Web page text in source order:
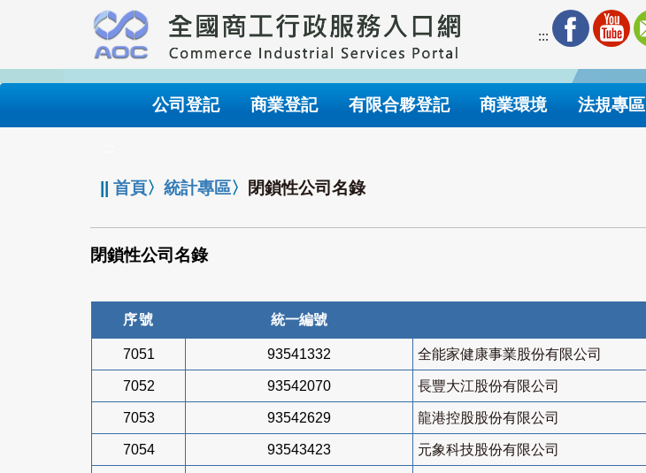
要
內
:::
公司登記 商業登記 有限合夥登記 商業環境 法規專區
||首頁〉統計專區〉 閉鎖性公司名錄
閉鎖性公司名錄
序號 統一編號
7051 93541332 全能家健康事業股份有限公司
7052 93542070 長豐大江股份有限公司
7053 93542629 龍港控股股份有限公司
7054 93543423 元象科技股份有限公司